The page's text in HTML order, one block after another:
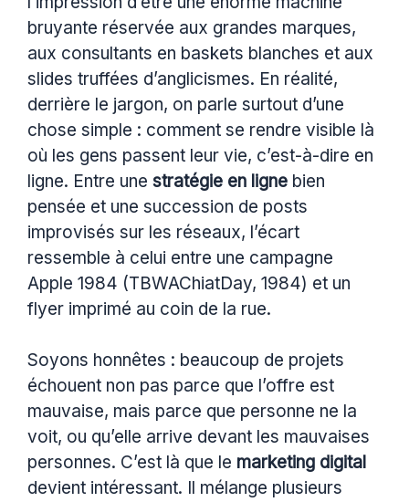
bruyante réservée aux grandes marques,
aux consultants en baskets blanches et aux
slides truffées d’anglicismes. En réalité,
derrière le jargon, on parle surtout d’une
chose simple : comment se rendre visible là
où les gens passent leur vie, c’est-à-dire en
ligne. Entre une stratégie en ligne bien
pensée et une succession de posts
improvisés sur les réseaux, l’écart
ressemble à celui entre une campagne
Apple 1984 (TBWAChiatDay, 1984) et un
flyer imprimé au coin de la rue.
Soyons honnêtes : beaucoup de projets
échouent non pas parce que l’offre est
mauvaise, mais parce que personne ne la
voit, ou qu’elle arrive devant les mauvaises
personnes. C’est là que le marketing digital
devient intéressant. Il mélange plusieurs